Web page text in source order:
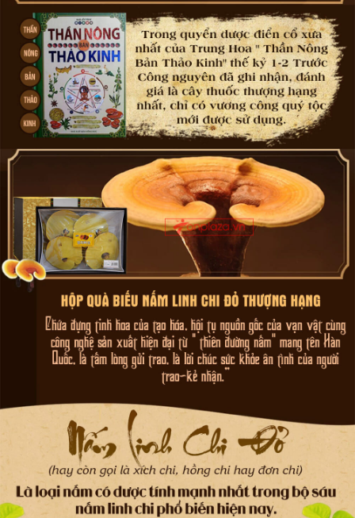
Sản phẩm Nấm linh chi đỏ cao cấp Hàn Quốc có sẵn dưới nhiều
dạng như viên nang, bột hoặc tinh chất nước nấm linh chi giúp dễ
dàng tiêu thụ và tận hưởng những lợi ích sức khỏe mà nó mang
lại.
Với nguồn gốc và chất lượng được đảm bảo,nấm linh chi đỏ cao
cấp Hàn Quốc đã trở thành sự lựa chọn hàng đầu của nhiều
người quan tâm đến sức khỏe và làn da. Hơn nữa, khả năng tăng
cường sức khỏe tổng thể chưa từng có của nấm linh chi đỏ cao
cấp Hàn Quốc đã thu hút sự quan tâm của nhiều người trên toàn
thế giới.
Chính nhờ sự kết hợp hoàn hảo giữa khoa học và thiên nhiên,
Nấm linh chi đỏ cao cấp Hàn Quốc mang đến cho người dùng
một phép màu để cải thiện sức khỏe và sống khỏe mỗi ngày. Hãy
khám phá và tận hưởng lợi ích của sản phẩm này cho sức khỏe
và cải thiện chất lượng cuộc sống của bạn.
Sau đây là một số cách phân biệt nấm linh chi đỏ Hàn Quốc
loại 3-6 tai/kg chính hãng: